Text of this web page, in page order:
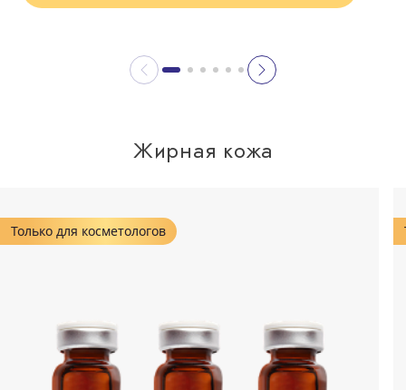
Жирная кожа
Только для косметологов